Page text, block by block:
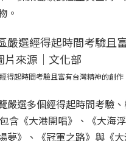
。
得起時間考驗且富有台灣精神的創
嚴選多個經得起時間考驗
含《大港開唱》、《大海
夢》、《冠軍之路》與《